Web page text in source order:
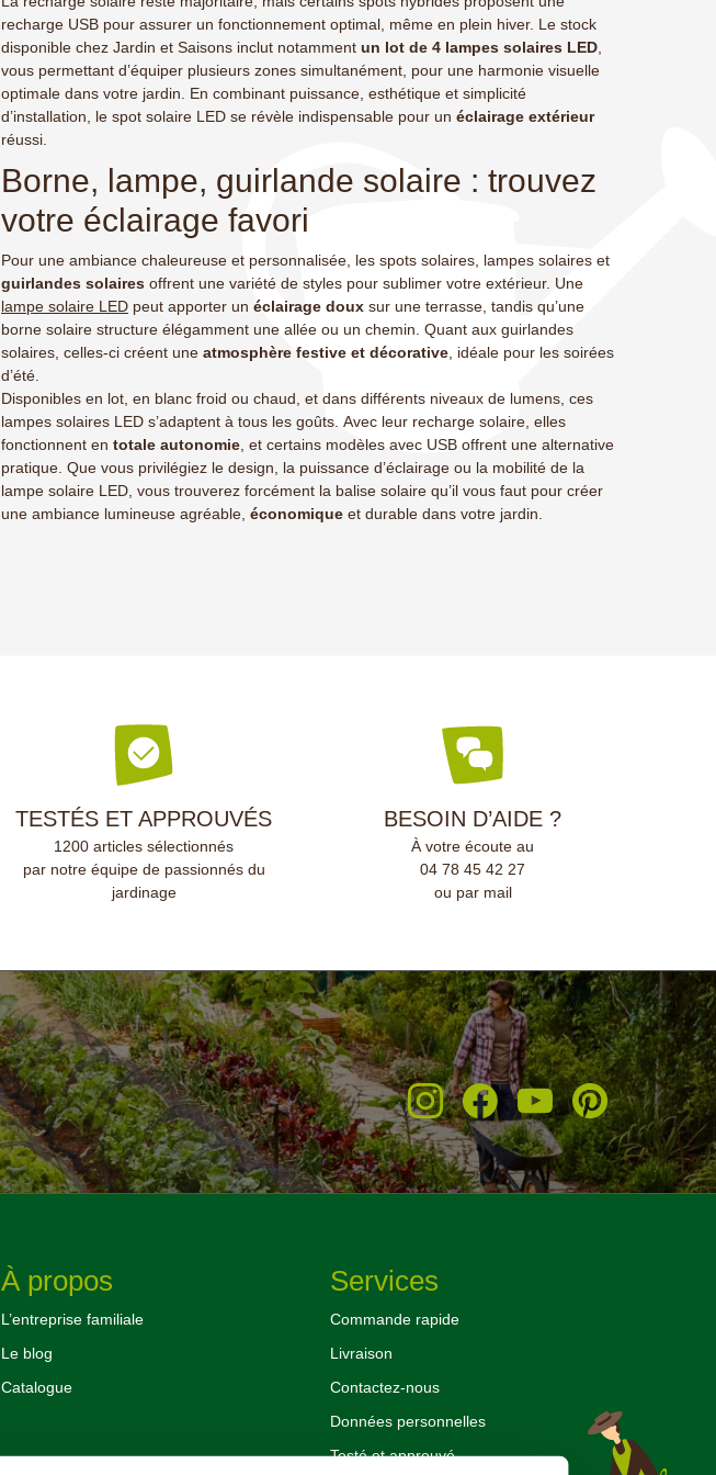
recharge USB pour assurer un fonctionnement optimal, même en plein hiver. Le stock
disponible chez Jardin et Saisons inclut notamment un lot de 4 lampes solaires LED
vous permettant d’équiper plusieurs zones simultanément, pour une harmonie visuelle
optimale dans votre jardin. En combinant puissance, esthétique et simplicité
d’installation, le spot solaire LED se révèle indispensable pour un éclairage extérieur
réussi.
Borne, lampe, guirlande solaire : trouvez
votre éclairage favori
Pour une ambiance chaleureuse et personnalisée, les spots solaires, lampes solaires et
guirlandes solaires offrent une variété de styles pour sublimer votre extérieur. Une
lampe solaire LED peut apporter un éclairage doux sur une terrasse, tandis qu’une
borne solaire structure élégamment une allée ou un chemin. Quant aux guirlandes
solaires, celles-ci créent une atmosphère festive et décorative , idéale pour les soirées
d’été.
Disponibles en lot, en blanc froid ou chaud, et dans différents niveaux de lumens, ces
lampes solaires LED s’adaptent à tous les goûts. Avec leur recharge solaire, elles
fonctionnent en totale autonomie , et certains modèles avec USB offrent une alternative
pratique. Que vous privilégiez le design, la puissance d’éclairage ou la mobilité de la
lampe solaire LED, vous trouverez forcément la balise solaire qu’il vous faut pour créer
une ambiance lumineuse agréable, économique et durable dans votre jardin.
TESTÉS ET APPROUVÉS
1200 articles sélectionnés
par notre équipe de passionnés du
jardinage
BESOIN D’AIDE ?
À votre écoute au
04 78 45 42 27
ou par mail
À propos
L’entreprise familiale
Le blog
Catalogue
Services
Commande rapide
Livraison
Contactez-nous
Données personnelles
Testé et approuvé